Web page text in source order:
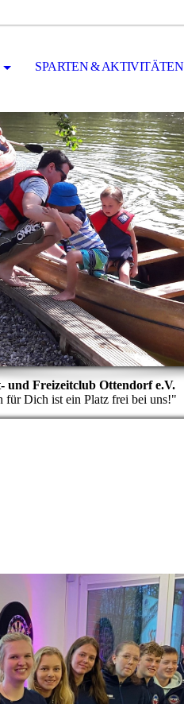
SPARTEN & AKTIVITÄTEN
und Freizeitclub Ottendorf e.V.
für Dich ist ein Platz frei bei uns!"